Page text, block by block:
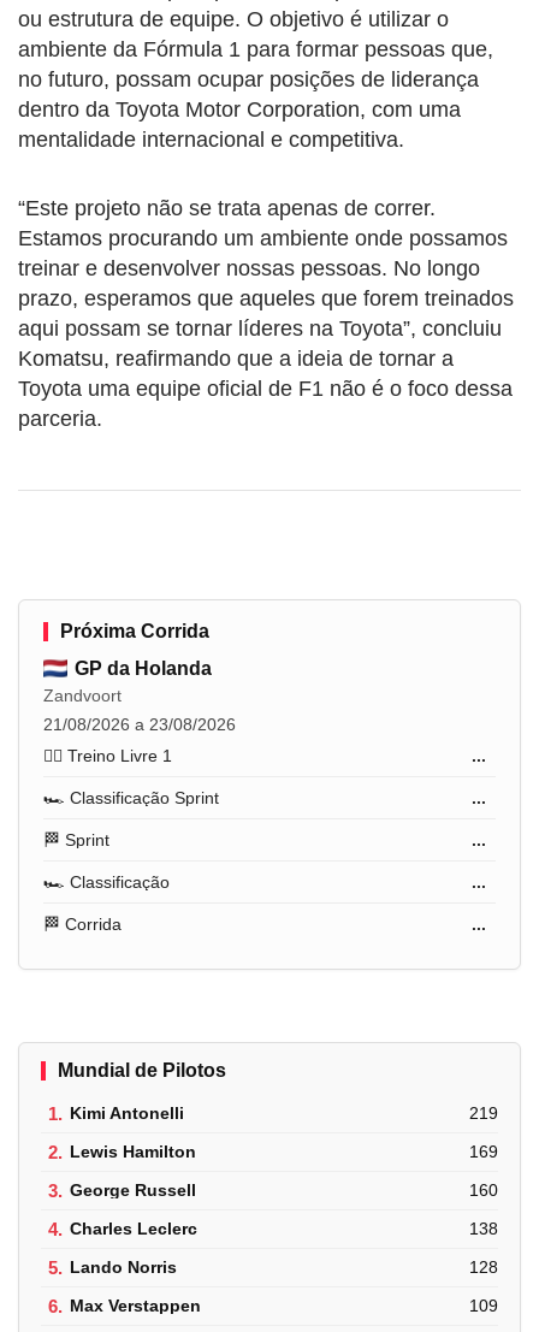
ou estrutura de equipe. O objetivo é utilizar o
ambiente da Fórmula 1 para formar pessoas que,
no futuro, possam ocupar posições de liderança
dentro da Toyota Motor Corporation, com uma
mentalidade internacional e competitiva.
“Este projeto não se trata apenas de correr.
Estamos procurando um ambiente onde possamos
treinar e desenvolver nossas pessoas. No longo
prazo, esperamos que aqueles que forem treinados
aqui possam se tornar líderes na Toyota”, concluiu
Komatsu, reafirmando que a ideia de tornar a
Toyota uma equipe oficial de F1 não é o foco dessa
parceria.
Próxima Corrida
GP da Holanda
Zandvoort
21/08/2026 a 23/08/2026
🏋️‍♂️ Treino Livre 1
...
🏎️ Classificação Sprint ...
🏁 Sprint ...
🏎️ Classificação ...
🏁 Corrida ...
Mundial de Pilotos
1. Kimi Antonelli 219
2. Lewis Hamilton 169
3. George Russell 160
4. Charles Leclerc 138
5. Lando Norris 128
6. Max Verstappen 109